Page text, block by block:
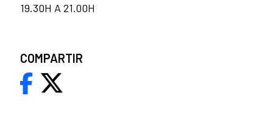
19.30H A 21.00H
COMPARTIR